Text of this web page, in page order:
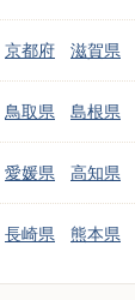
京都府 滋賀県
鳥取県 島根県
愛媛県 高知県
長崎県 熊本県